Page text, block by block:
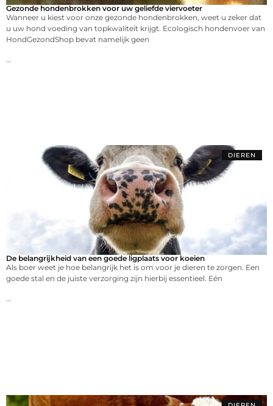
Gezonde hondenbrokken voor uw geliefde viervoeter
Wanneer u kiest voor onze gezonde hondenbrokken, weet u zeker dat
u uw hond voeding van topkwaliteit krijgt. Ecologisch hondenvoer van
HondGezondShop bevat namelijk geen
DIEREN
De belangrijkheid van een goede ligplaats voor koeien
Als boer weet je hoe belangrijk het is om voor je dieren te zorgen. Een
goede stal en de juiste verzorging zijn hierbij essentieel. Eén